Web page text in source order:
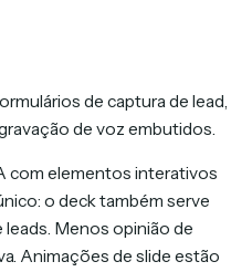
de captura de lead,
de voz embutidos.
com elementos interativos
o deck também serve
Menos opinião de
Animações de slide estão